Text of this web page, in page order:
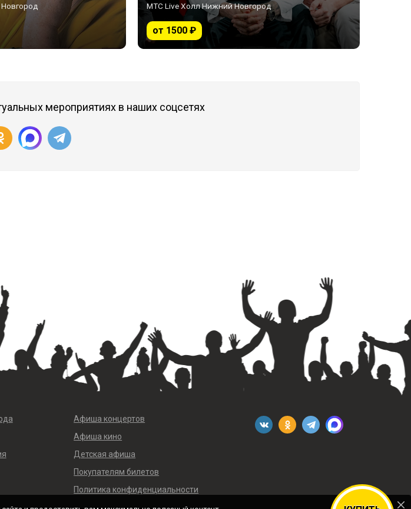
МТС Live Холл Нижний Новгород
от 1500 ₽
мероприятиях в наших соцсетях
Афиша концертов
Афиша кино
Детская афиша
Покупателям билетов
Политика конфиденциальности